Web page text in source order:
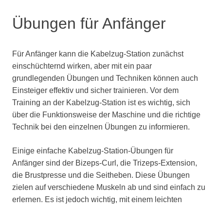
Übungen für Anfänger
Für Anfänger kann die Kabelzug-Station zunächst
einschüchternd wirken, aber mit ein paar
grundlegenden Übungen und Techniken können auch
Einsteiger effektiv und sicher trainieren. Vor dem
Training an der Kabelzug-Station ist es wichtig, sich
über die Funktionsweise der Maschine und die richtige
Technik bei den einzelnen Übungen zu informieren.
Einige einfache Kabelzug-Station-Übungen für
Anfänger sind der Bizeps-Curl, die Trizeps-Extension,
die Brustpresse und die Seitheben. Diese Übungen
zielen auf verschiedene Muskeln ab und sind einfach zu
erlernen. Es ist jedoch wichtig, mit einem leichten